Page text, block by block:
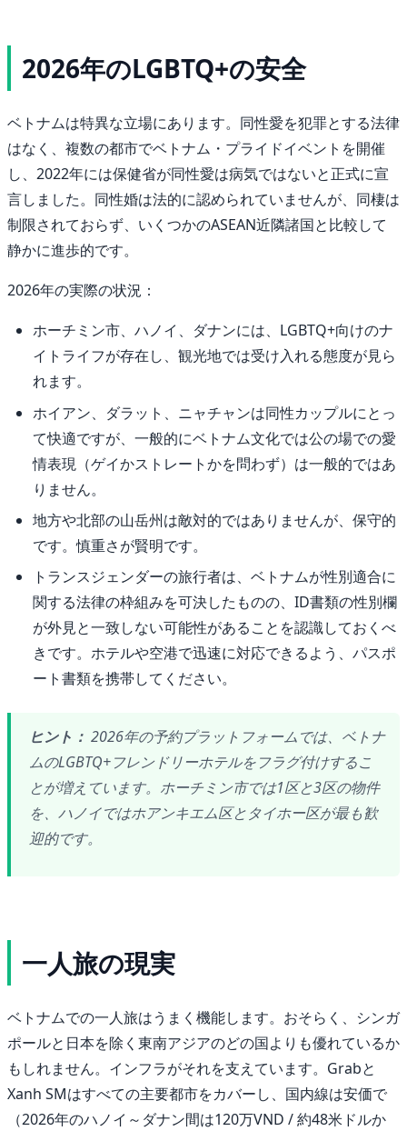
2026年のLGBTQ+の安全
ベトナムは特異な立場にあります。同性愛を犯罪とする法律
はなく、複数の都市でベトナム・プライドイベントを開催
し、2022年には保健省が同性愛は病気ではないと正式に宣
言しました。同性婚は法的に認められていませんが、同棲は
制限されておらず、いくつかのASEAN近隣諸国と比較して
静かに進歩的です。
2026年の実際の状況：
ホーチミン市、ハノイ、ダナンには、LGBTQ+向けのナ
イトライフが存在し、観光地では受け入れる態度が見ら
れます。
ホイアン、ダラット、ニャチャンは同性カップルにとっ
て快適ですが、一般的にベトナム文化では公の場での愛
情表現（ゲイかストレートかを問わず）は一般的ではあ
りません。
地方や北部の山岳州は敵対的ではありませんが、保守的
です。慎重さが賢明です。
トランスジェンダーの旅行者は、ベトナムが性別適合に
関する法律の枠組みを可決したものの、ID書類の性別欄
が外見と一致しない可能性があることを認識しておくべ
きです。ホテルや空港で迅速に対応できるよう、パスポ
ート書類を携帯してください。
ヒント： 2026年の予約プラットフォームでは、ベトナ
ムのLGBTQ+フレンドリーホテルをフラグ付けするこ
とが増えています。ホーチミン市では1区と3区の物件
を、ハノイではホアンキエム区とタイホー区が最も歓
迎的です。
一人旅の現実
ベトナムでの一人旅はうまく機能します。おそらく、シンガ
ポールと日本を除く東南アジアのどの国よりも優れているか
もしれません。インフラがそれを支えています。Grabと
Xanh SMはすべての主要都市をカバーし、国内線は安価で
（2026年のハノイ～ダナン間は120万VND / 約48米ドルか